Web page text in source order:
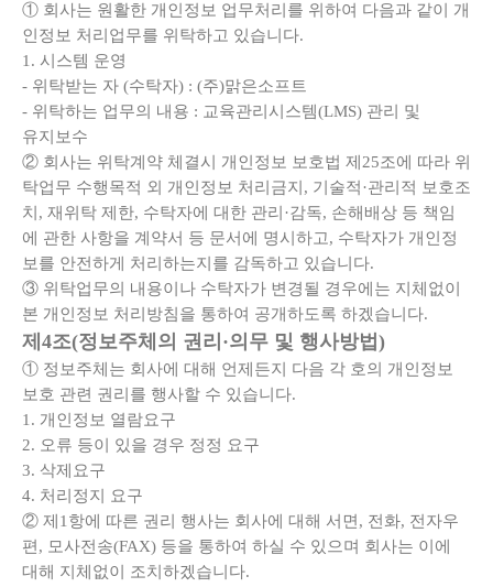
① 회사는 원활한 개인정보 업무처리를 위하여 다음과 같이 개
인정보 처리업무를 위탁하고 있습니다.
1. 시스템 운영
- 위탁받는 자 (수탁자) : (주)맑은소프트
- 위탁하는 업무의 내용 : 교육관리시스템(LMS) 관리 및
유지보수
② 회사는 위탁계약 체결시 개인정보 보호법 제25조에 따라 위
탁업무 수행목적 외 개인정보 처리금지, 기술적·관리적 보호조
치, 재위탁 제한, 수탁자에 대한 관리·감독, 손해배상 등 책임
에 관한 사항을 계약서 등 문서에 명시하고, 수탁자가 개인정
보를 안전하게 처리하는지를 감독하고 있습니다.
③ 위탁업무의 내용이나 수탁자가 변경될 경우에는 지체없이
본 개인정보 처리방침을 통하여 공개하도록 하겠습니다.
제4조(정보주체의 권리·의무 및 행사방법)
① 정보주체는 회사에 대해 언제든지 다음 각 호의 개인정보
보호 관련 권리를 행사할 수 있습니다.
1. 개인정보 열람요구
2. 오류 등이 있을 경우 정정 요구
3. 삭제요구
4. 처리정지 요구
② 제1항에 따른 권리 행사는 회사에 대해 서면, 전화, 전자우
편, 모사전송(FAX) 등을 통하여 하실 수 있으며 회사는 이에
대해 지체없이 조치하겠습니다.